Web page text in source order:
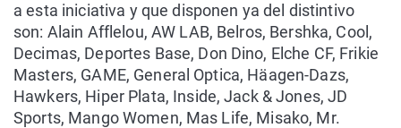
a esta iniciativa y que disponen ya del distintivo
son: Alain Afflelou, AW LAB, Belros, Bershka, Cool,
Decimas, Deportes Base, Don Dino, Elche CF, Frikie
Masters, GAME, General Optica, Häagen-Dazs,
Hawkers, Hiper Plata, Inside, Jack & Jones, JD
Sports, Mango Women, Mas Life, Misako, Mr.